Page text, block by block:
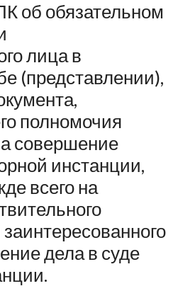
об обязательном
лица в
(представлении),
полномочия
совершение
инстанции,
всего на
дела в суде